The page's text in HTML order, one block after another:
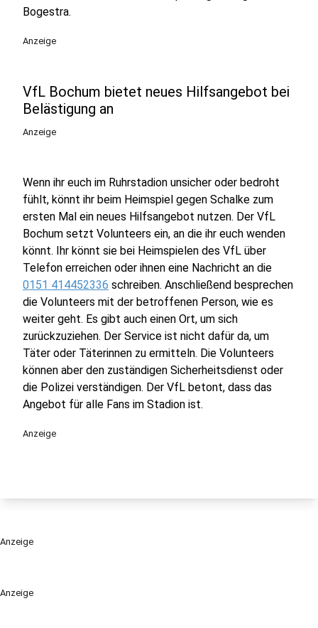
Anzeige
Bogestra.
Anzeige
VfL Bochum bietet neues Hilfsangebot bei
Belästigung an
Anzeige
Wenn ihr euch im Ruhrstadion unsicher oder bedroht
fühlt, könnt ihr beim Heimspiel gegen Schalke zum
ersten Mal ein neues Hilfsangebot nutzen. Der VfL
Bochum setzt Volunteers ein, an die ihr euch wenden
könnt. Ihr könnt sie bei Heimspielen des VfL über
Telefon erreichen oder ihnen eine Nachricht an die
0151 414452336 schreiben. Anschließend besprechen
die Volunteers mit der betroffenen Person, wie es
weiter geht. Es gibt auch einen Ort, um sich
zurückzuziehen. Der Service ist nicht dafür da, um
Täter oder Täterinnen zu ermitteln. Die Volunteers
können aber den zuständigen Sicherheitsdienst oder
die Polizei verständigen. Der VfL betont, dass das
Angebot für alle Fans im Stadion ist.
Anzeige
Anzeige